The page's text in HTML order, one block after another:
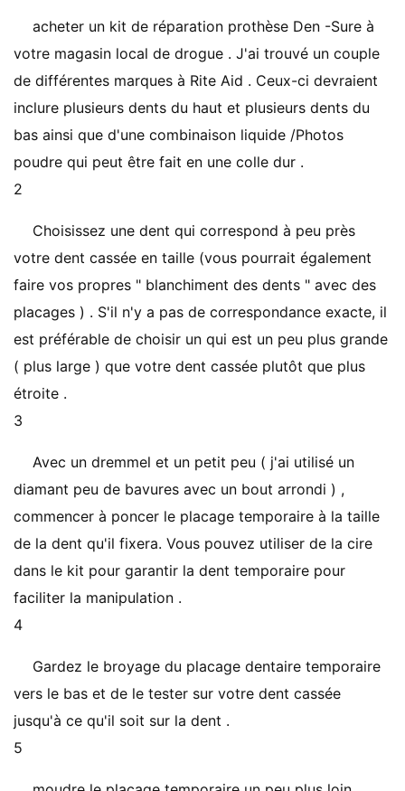
acheter un kit de réparation prothèse Den -Sure à
votre magasin local de drogue . J'ai trouvé un couple
de différentes marques à Rite Aid . Ceux-ci devraient
inclure plusieurs dents du haut et plusieurs dents du
bas ainsi que d'une combinaison liquide /Photos
poudre qui peut être fait en une colle dur .
2
Choisissez une dent qui correspond à peu près
votre dent cassée en taille (vous pourrait également
faire vos propres " blanchiment des dents " avec des
placages ) . S'il n'y a pas de correspondance exacte, il
est préférable de choisir un qui est un peu plus grande
( plus large ) que votre dent cassée plutôt que plus
étroite .
3
Avec un dremmel et un petit peu ( j'ai utilisé un
diamant peu de bavures avec un bout arrondi ) ,
commencer à poncer le placage temporaire à la taille
de la dent qu'il fixera. Vous pouvez utiliser de la cire
dans le kit pour garantir la dent temporaire pour
faciliter la manipulation .
4
Gardez le broyage du placage dentaire temporaire
vers le bas et de le tester sur votre dent cassée
jusqu'à ce qu'il soit sur ​​la dent .
5